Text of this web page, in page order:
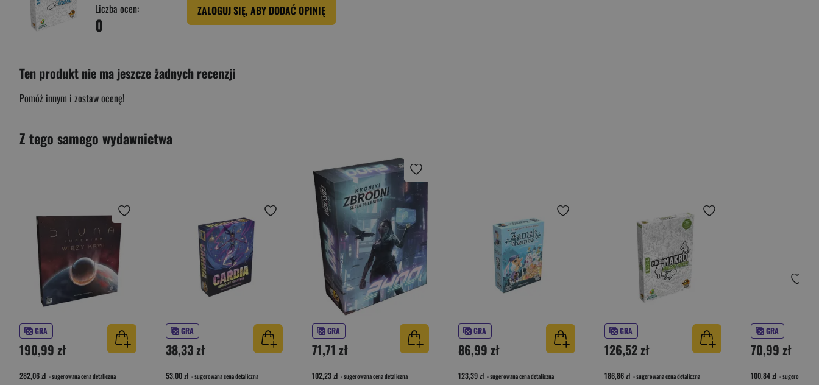
Liczba ocen:
0
ZALOGUJ SIĘ, ABY DODAĆ OPINIĘ
Ten produkt nie ma jeszcze żadnych recenzji
Pomóż innym i zostaw ocenę!
Z tego samego wydawnictwa
GRA
190,99 zł
282,06 zł - sugerowana cena detaliczna
GRA
38,33 zł
53,00 zł - sugerowana cena detaliczna
GRA
71,71 zł
102,23 zł - sugerowana cena detaliczna
GRA
86,99 zł
123,39 zł - sugerowana cena detaliczna
GRA
126,52 zł
186,86 zł - sugerowana cena detaliczna
GRA
70,99 zł
100,84 zł - sugerowana